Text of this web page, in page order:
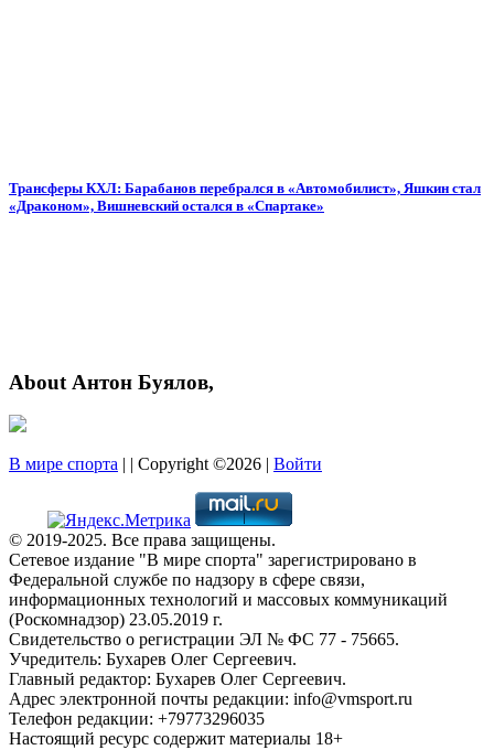
Трансферы КХЛ: Барабанов перебрался в «Автомобилист», Яшкин стал
«Драконом», Вишневский остался в «Спартаке»
About Антон Буялов,
В мире спорта | | Copyright ©2026 | Войти
© 2019-2025. Все права защищены.
Сетевое издание "В мире спорта" зарегистрировано в
Федеральной службе по надзору в сфере связи,
информационных технологий и массовых коммуникаций
(Роскомнадзор) 23.05.2019 г.
Свидетельство о регистрации ЭЛ № ФС 77 - 75665.
Учредитель: Бухарев Олег Сергеевич.
Главный редактор: Бухарев Олег Сергеевич.
Адрес электронной почты редакции: info@vmsport.ru
Телефон редакции: +79773296035
Настоящий ресурс содержит материалы 18+